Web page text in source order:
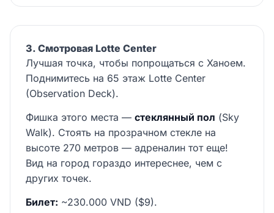
3. Смотровая Lotte Center
Лучшая точка, чтобы попрощаться с Ханоем.
Поднимитесь на 65 этаж Lotte Center
(Observation Deck).
Фишка этого места — стеклянный пол (Sky
Walk). Стоять на прозрачном стекле на
высоте 270 метров — адреналин тот еще!
Вид на город гораздо интереснее, чем с
других точек.
Билет: ~230.000 VND ($9).